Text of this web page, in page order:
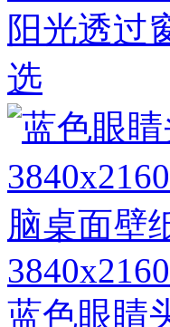
阳光透过
选
3840x2160
蓝色眼睛